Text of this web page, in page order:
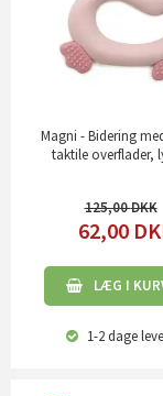
Magni - Bidering
taktile overflader,
125,00
62,00
LÆG I
1-2 dage